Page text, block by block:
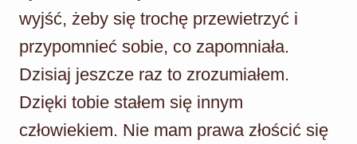
wyjść, żeby się trochę przewietrzyć i
przypomnieć sobie, co zapomniała.
Dzisiaj jeszcze raz to zrozumiałem.
Dzięki tobie stałem się innym
człowiekiem. Nie mam prawa złościć się